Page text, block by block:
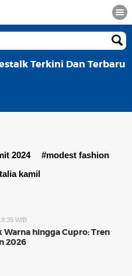
Terkini Dan Terbaru
2024
#modest fashion
kamil
WIB
Warna hingga Cupro: Tren
2026